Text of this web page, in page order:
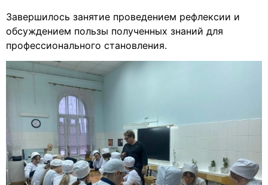
Завершилось занятие проведением рефлексии и
обсуждением пользы полученных знаний для
профессионального становления.